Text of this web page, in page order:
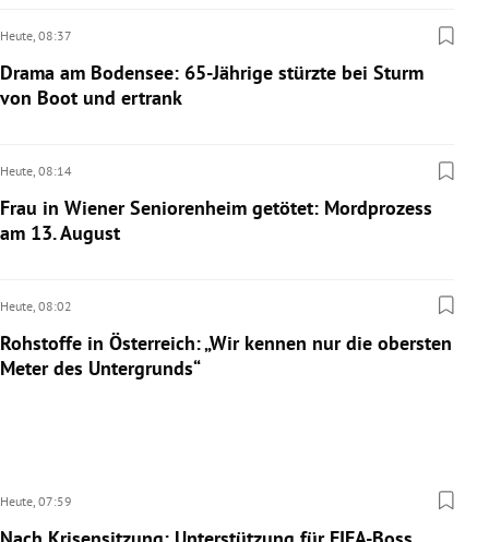
Heute, 08:37
Drama am Bodensee: 65-Jährige stürzte bei Sturm
von Boot und ertrank
Heute, 08:14
Frau in Wiener Seniorenheim getötet: Mordprozess
am 13. August
Heute, 08:02
Rohstoffe in Österreich: „Wir kennen nur die obersten
Meter des Untergrunds“
Heute, 07:59